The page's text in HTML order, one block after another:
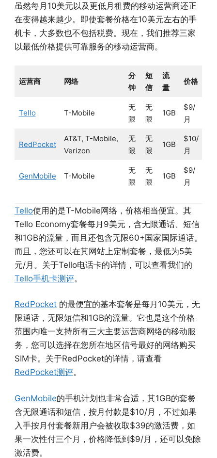
虽然每月10美元以及更低月租费的移动运营商还正
在变得越来越少。即使套餐价格在10美元左右的手
机卡，大多数也不包括税费。现在，我们推荐三家
以最低价格提供可靠服务的移动运营商。
运营商 网络
分
钟
短
信
流
量
价格
Tello T-Mobile
无
限
无
限
1GB
$9/
月
RedPocket
AT&T, T-Mobile,
Verizon
无
限
无
限
1GB
$10/
月
GenMobile T-Mobile
无
限
无
限
1GB
$9/
月
Tello使用的是T-Mobile网络，价格相当便宜。其
Tello Economy套餐每月9美元，含无限通话、短信
和1GB的流量，而且还包含无限60+国家国际通话。
而且，您还可以在其网站上定制套餐，最低为5美
元/月。关于Tello电话卡的详情，可以查看我们的
Tello手机卡测评。
RedPocket 的最便宜的基本套餐是每月10美元，无
限通话，无限短信和1GB的流量。它也是这个价格
范围内唯一支持所有三大主要运营商网络的移动服
务，您可以选择在您所在地区信号最好的网络购买
SIM卡。关于RedPocket的详情，请查看
RedPocket测评。
GenMobile的手机计划也非常合适，其1GB的套餐
含无限通话和短信，按月付款是$10/月，不过如果
入手按月付套餐新用户会被收取$39的激活费，如
果一次性付三个月，价格降低到$9/月，还可以免除
激活费。